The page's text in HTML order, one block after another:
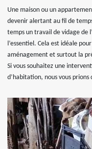
Une maison ou un
devenir alertant au fil de
temps un travail de vidage de
l’essentiel. Cela est idéale
aménagement et surtout la
Si vous souhaitez une
d’habitation, nous vous prions